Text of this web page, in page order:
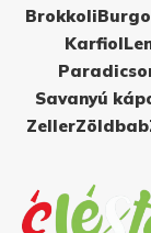
Brokkoli
Karfiol
Savanyú
ZellerZöldbab